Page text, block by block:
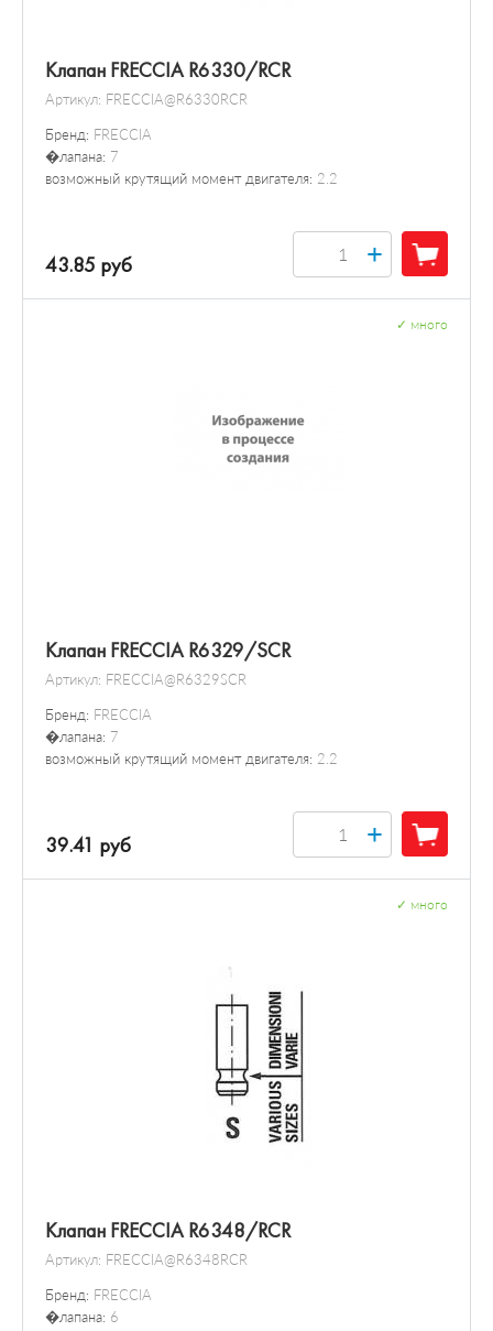
Клапан FRECCIA R6330/RCR
Артикул: FRECCIA@R6330RCR
Бренд: FRECCIA
�лапана: 7
возможный крутящий момент двигателя: 2.2
43.85 руб +
Клапан FRECCIA R6329/SCR
Артикул: FRECCIA@R6329SCR
Бренд: FRECCIA
�лапана: 7
возможный крутящий момент двигателя: 2.2
много
39.41 руб +
Клапан FRECCIA R6348/RCR
Артикул: FRECCIA@R6348RCR
Бренд: FRECCIA
�лапана: 6
много